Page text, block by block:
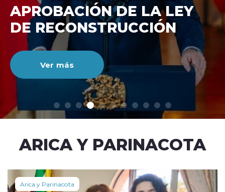
modo claro
DE RECONSTRUCCIÓ
NACIONAL
Ver más
ARICA Y PARINACOTA
Arica y Parinacota